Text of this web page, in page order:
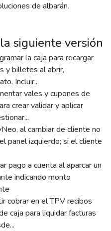
de albarán.
siguiente versión
la caja para recargar
y billetes al abrir,
Incluir...
vales y cupones de
crear validar y aplicar
al cambiar de cliente no
panel izquierdo; si el cliente
pago a cuenta al aparcar un
indicando monto
cobrar en el TPV recibos
caja para liquidar facturas